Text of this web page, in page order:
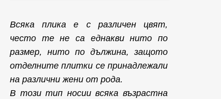
Всяка плика е с различен цвят,
често те не са еднакви нито по
размер, нито по дължина, защото
отделните плитки се принадлежали
на различни жени от рода.
В този тип носии всяка възрастна